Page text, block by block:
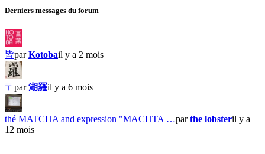
Derniers messages du forum
皆parKotobail y a 2 mois
〒 par湖羅il y a 6 mois
thé MATCHA and expression "MACHTA …parthe lobsteril y a
12 mois